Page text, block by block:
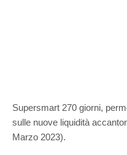
Supersmart 270 giorni,
sulle nuove liquidità
Marzo 2023).